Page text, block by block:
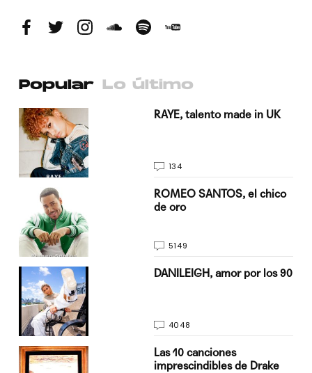
Popular Lo último
RAYE, talento made in UK
134
ROMEO SANTOS, el chico
de oro
5149
DANILEIGH, amor por los 90
4048
Las 10 canciones
imprescindibles de Drake